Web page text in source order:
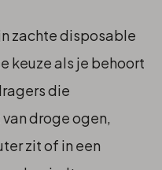
zachte disposable
keuze als je behoort
die
droge ogen,
zit of in een